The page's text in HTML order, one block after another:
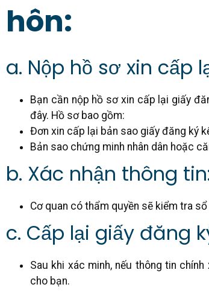
hôn:
a. Nộp hồ sơ xin cấp
Bạn cần nộp hồ sơ xin cấp lại giấy
đây. Hồ sơ bao gồm:
Đơn xin cấp lại bản sao giấy đăng ký
Bản sao chứng minh nhân dân hoặc
b. Xác nhận thông
Cơ quan có thẩm quyền sẽ kiểm tra
c. Cấp lại giấy đăng
Sau khi xác minh, nếu thông tin
cho bạn.